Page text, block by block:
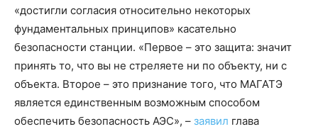
«достигли согласия относительно некоторых
фундаментальных принципов» касательно
безопасности станции. «Первое – это защита: значит
принять то, что вы не стреляете ни по объекту, ни с
объекта. Второе – это признание того, что МАГАТЭ
является единственным возможным способом
обеспечить безопасность АЭС», – заявил глава